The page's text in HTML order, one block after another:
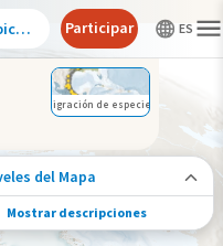
Migración de especies
del Mapa
de especies
Mostrar descripciones
Participar